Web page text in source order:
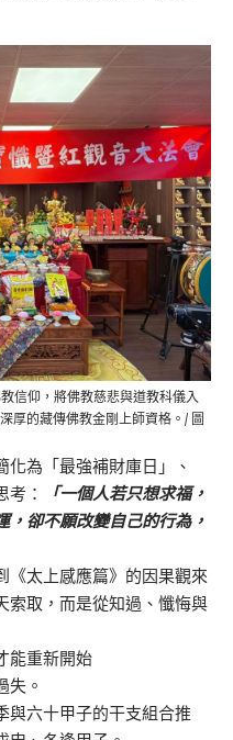
信仰，將佛教慈悲與道教科儀入
厚的藏傳佛教金剛上師資格。/ 圖
為「最強補財庫日」、
考：
「一個人若只想求福，
卻不願改變自己的行為，
《太上感應篇》的因果觀來
索取，而是從知過、懺悔與
能重新開始
失。
與六十甲子的干支組合推